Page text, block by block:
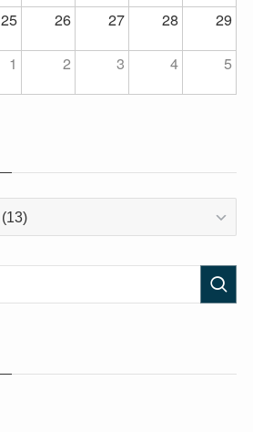
25 26 27 28
29
1 2 3 4 5